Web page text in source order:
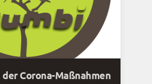
Corona-Maßnahmen